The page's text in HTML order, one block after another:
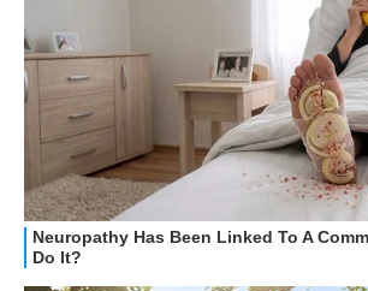
HOW TO